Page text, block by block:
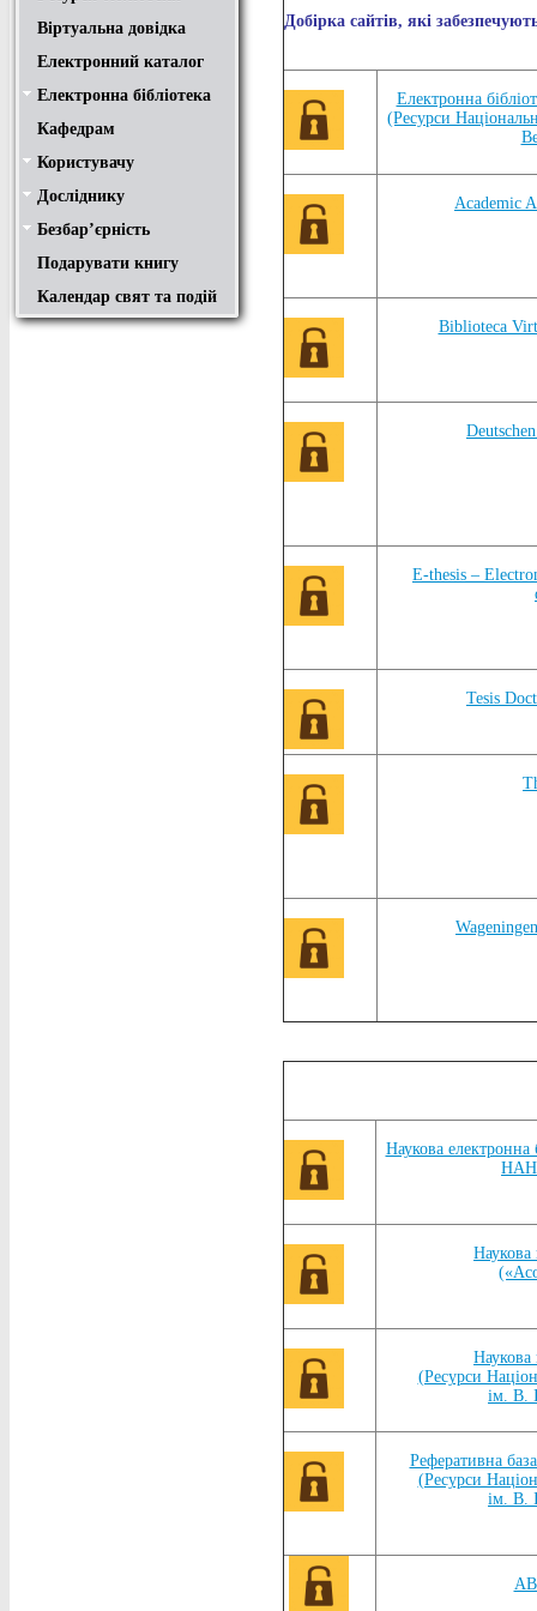
Віртуальна довідка
Електронний каталог
Електронна бібліотека
Положення
Доступ
Авторам
Пошук у ЕК. Інструкція
Кафедрам
Користувачу
Правила користування
Про обхідний лист
Медіатека "NMCBOOK"
Підручники онлайн
Путівник бібліотеками
Переходь на українську
Вивчаємо іноземну мову
Опис документів
Конференції НТУ
Досліднику
Законодавча база
Academic integrity
Плагіат
Локальний доступ
Ресурси вільного доступу
Наукова періодика
Бібліографічні менеджери
Безбар’єрність
Безбар’єрність це…
Путівник веб-ресурсами
Подарувати книгу
Календар свят та подій
Добірка сайтів, які
Електронна
(Ресурси
Academic
Biblioteca
E-thesis –
Tesis
Наукова електронна
Наукова
Наукова
(Ресурси
ім. В.
Реферативна
(Ресурси
ім. В.